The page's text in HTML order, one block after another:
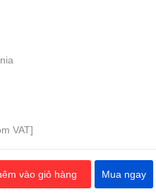
VAT]
vào giỏ hàng Mua ngay